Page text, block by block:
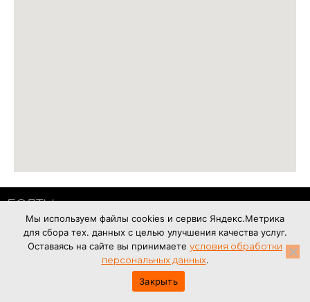
БОЛТЫ
ГАЙКИ
ШАЙБЫ
Мы используем файлы cookies и сервис Яндекс.Метрика
для сбора тех. данных с целью улучшения качества услуг.
Оставаясь на сайте вы принимаете условия обработки
персональных данных.
Закрыть